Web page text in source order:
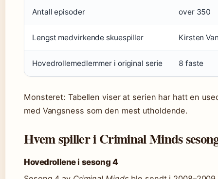
Antall episoder over 350
Lengst medvirkende skuespiller Kirsten
Hovedrollemedlemmer i original serie 8 faste
Monsteret: Tabellen viser at serien har hatt en
med Vangsness som den mest utholdende.
Hvem spiller i Criminal Minds
Hovedrollene i sesong 4